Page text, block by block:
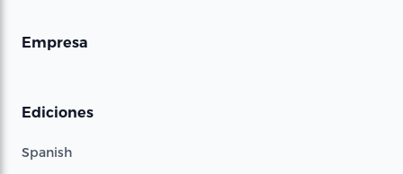
Empresa
Ediciones
Spanish